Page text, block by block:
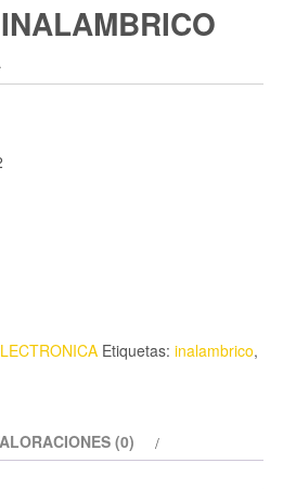
Etiquetas: inalambrico,
(0)